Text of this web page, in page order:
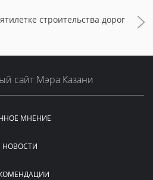
строительства дорог
сайт Мэра Казани
МНЕНИЕ
НОВОСТИ